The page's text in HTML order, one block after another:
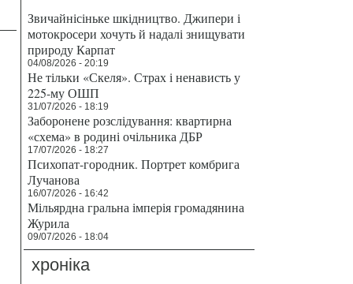
Звичайнісіньке шкідництво. Джипери і
мотокросери хочуть й надалі знищувати
природу Карпат
04/08/2026 - 20:19
Не тільки «Скеля». Страх і ненависть у
225-му ОШП
31/07/2026 - 18:19
Заборонене розслідування: квартирна
«схема» в родині очільника ДБР
17/07/2026 - 18:27
Психопат-городник. Портрет комбрига
Лучанова
16/07/2026 - 16:42
Мільярдна гральна імперія громадянина
Журила
09/07/2026 - 18:04
хроніка